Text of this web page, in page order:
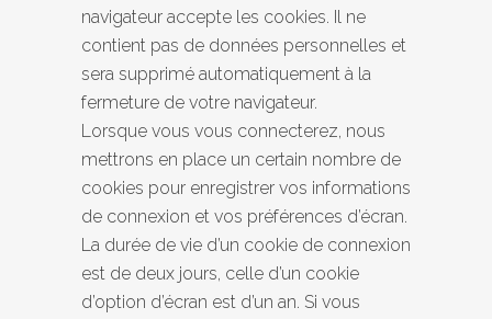
navigateur accepte les cookies. Il ne
contient pas de données personnelles et
sera supprimé automatiquement à la
fermeture de votre navigateur.
Lorsque vous vous connecterez, nous
mettrons en place un certain nombre de
cookies pour enregistrer vos informations
de connexion et vos préférences d’écran.
La durée de vie d’un cookie de connexion
est de deux jours, celle d’un cookie
d’option d’écran est d’un an. Si vous